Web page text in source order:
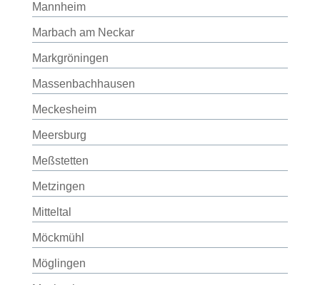
Mannheim
Marbach am Neckar
Markgröningen
Massenbachhausen
Meckesheim
Meersburg
Meßstetten
Metzingen
Mitteltal
Möckmühl
Möglingen